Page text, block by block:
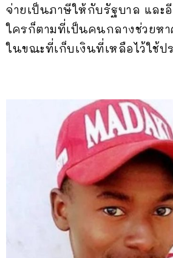
จ่ายเป็นภาษีให้กับรัฐบาล และ
ใครก็ตามที่เป็นคนกลางช่วยหา
ในขณะที่เก็บเงินที่เหลือไว้ใช้ป